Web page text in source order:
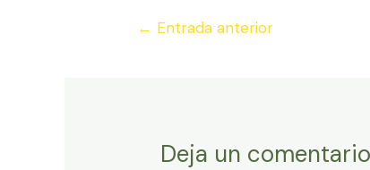
Navegación
← Entrada anterior
Deja un comentario